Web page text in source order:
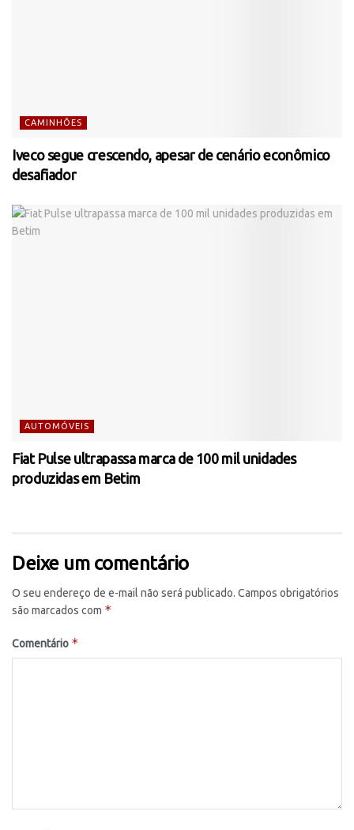
CAMINHÕES
Iveco segue crescendo, apesar de cenário econômico
desafiador
AUTOMÓVEIS
Fiat Pulse ultrapassa marca de 100 mil unidades
produzidas em Betim
Deixe um comentário
O seu endereço de e-mail não será publicado. Campos obrigatórios
são marcados com *
Comentário *